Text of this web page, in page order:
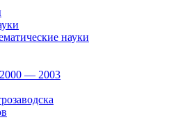
науки
— 2003